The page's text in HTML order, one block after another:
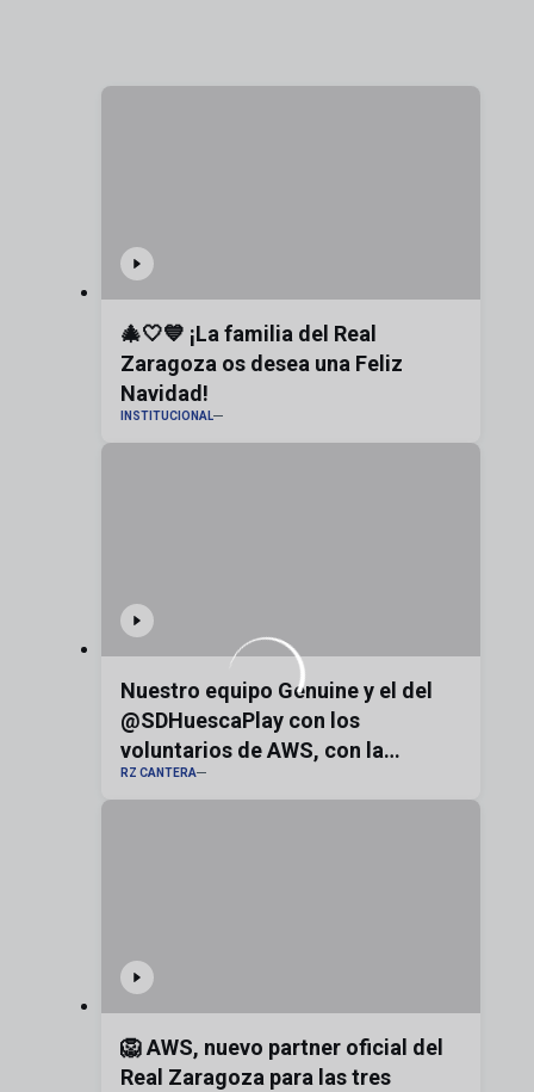
🎄🤍💙 ¡La familia del Real
Zaragoza os desea una Feliz
Navidad!
INSTITUCIONAL
Nuestro equipo Genuine y el del
@SDHuescaPlay con los
voluntarios de AWS, con la
bandera de Aragón
RZ CANTERA
🦁 AWS, nuevo partner oficial del
Real Zaragoza para las tres